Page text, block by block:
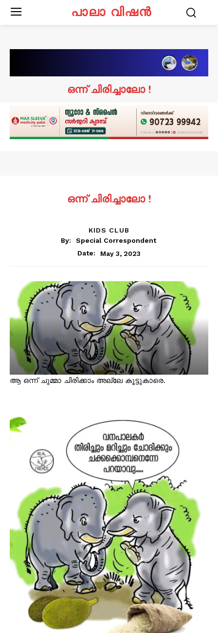
പാലാ വിഷൻ
ഒന്ന് ചിരിച്ചാലോ !
ഒന്ന് ചിരിച്ചാലോ !
KIDS CLUB
By:
Special Correspondent
Date:
May 3, 2023
ആ ഒന്ന് ചുമ്മാ ചിരിക്കാം അല്ലേ കൂട്ടുകാരെ.